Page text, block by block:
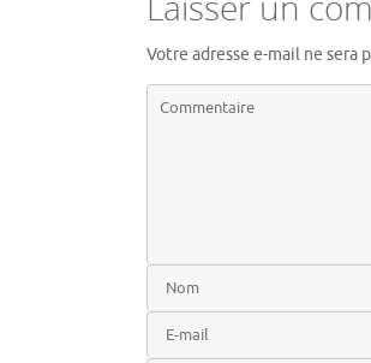
Votre adresse e-mail ne sera